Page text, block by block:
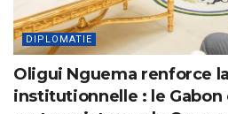
DIPLOMATIE
Oligui Nguema renforce
institutionnelle : le Gabon